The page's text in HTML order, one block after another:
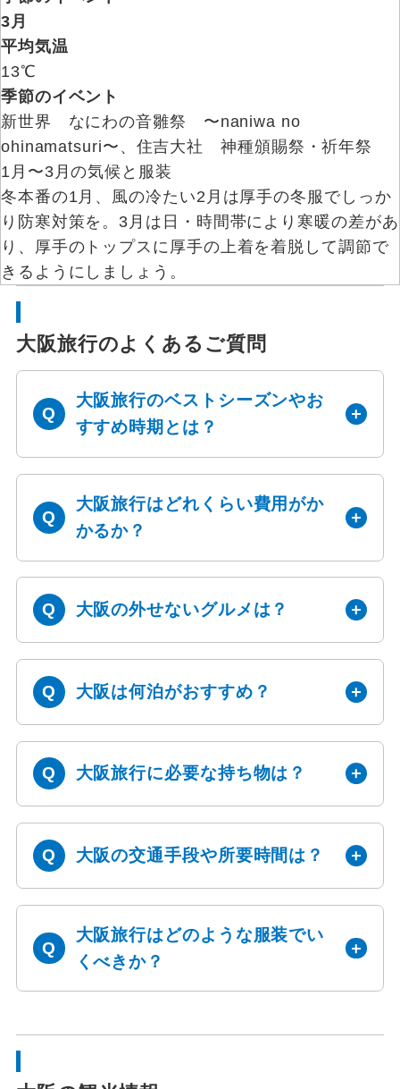
3月
平均気温
13℃
季節のイベント
新世界 なにわの音雛祭 〜naniwa no
ohinamatsuri〜、住吉大社 神種頒賜祭・祈年祭
1月〜3月の気候と服装
冬本番の1月、風の冷たい2月は厚手の冬服でしっか
り防寒対策を。3月は日・時間帯により寒暖の差があ
り、厚手のトップスに厚手の上着を着脱して調節で
きるようにしましょう。
大阪旅行のよくあるご質問
大阪旅行のベストシーズンやお
すすめ時期とは？
大阪旅行はどれくらい費用がか
かるか？
大阪の外せないグルメは？
大阪は何泊がおすすめ？
大阪旅行に必要な持ち物は？
大阪の交通手段や所要時間は？
大阪旅行はどのような服装でい
くべきか？